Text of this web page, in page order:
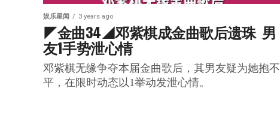
娱乐星闻 3 years ago
◤金曲34◢邓紫棋成金曲歌后遗珠  男
友1手势泄心情
邓紫棋无缘争夺本届金曲歌后，其男友疑为她抱不
平，在限时动态以1举动发泄心情。